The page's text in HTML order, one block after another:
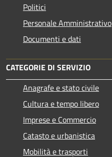
Politici
Personale Amministrativo
Documenti e dati
CATEGORIE DI SERVIZIO
Anagrafe e stato civile
Cultura e tempo libero
Imprese e Commercio
Catasto e urbanistica
Mobilità e trasporti